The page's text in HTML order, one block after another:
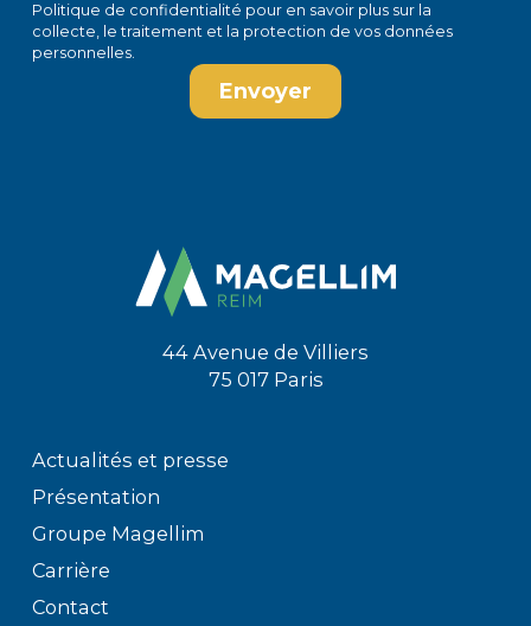
Politique de confidentialité pour en savoir plus sur la
collecte, le traitement et la protection de vos données
personnelles.
44 Avenue de Villiers
75 017 Paris
Actualités et presse
Présentation
Groupe Magellim
Carrière
Contact